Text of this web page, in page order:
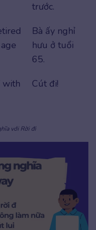
trước.
Bà ấy nghỉ
hưu ở tuổi
65.
with
Cút đi!
với Rời đi